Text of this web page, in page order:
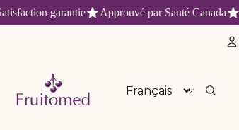
garantie Approuvé par Santé Canada
du Québec
Langue